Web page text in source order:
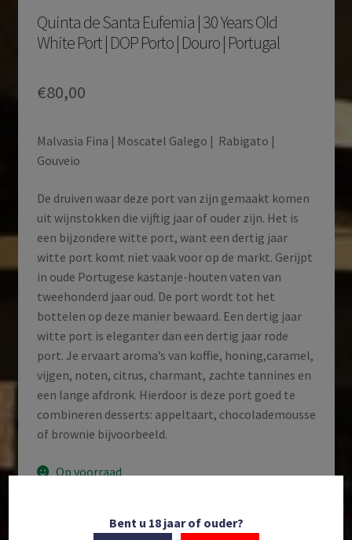
Quinta de Santa Eufemia | 30 Years Old
White Port | DOP Porto | Douro | Portugal
€80,00
Malvasia Fina | Moscatel Galego | Rabigato |
Gouveio
De druiven waar deze port van zijn gemaakt komen
uit wijnstokken die vijftig jaar of ouder zijn. Het is
een bijzondere witte port, want een dertig jaar
witte port komt niet vaak voor op de markt. Gerijpt
in oude Portugese kastanje-houten vaten van
tweehonderd jaar oud. De port wordt tot het
bottelen op deze manier bewaard. Een dertig jaar
witte port is eleganter dan een dertig jaar rode
port. Je ervaart aroma’s van koffie, honing,caramel,
vijgen, noten, citrus, charmant, zachte tannines en
een lange afdronk. Hierdoor is deze port goed te
combineren desserts: appeltaart, chocolademousse
of brownie bijvoorbeeld.
Op voorraad
Toevoegen aan winkelwagen
Bent u 18 jaar of ouder?